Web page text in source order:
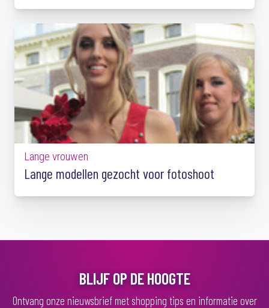
Lange vrouwen
Lange modellen gezocht voor fotoshoot
BLIJF OP DE HOOGTE
Ontvang onze nieuwsbrief met shopping tips en informatie over